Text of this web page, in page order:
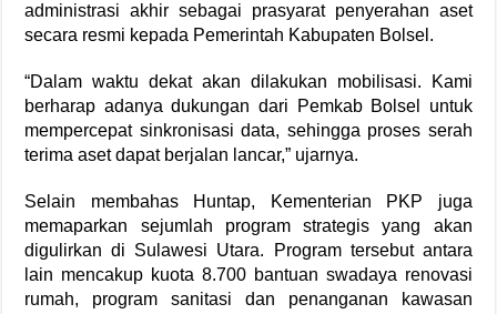
administrasi akhir sebagai prasyarat penyerahan aset
secara resmi kepada Pemerintah Kabupaten Bolsel.
“Dalam waktu dekat akan dilakukan mobilisasi. Kami
berharap adanya dukungan dari Pemkab Bolsel untuk
mempercepat sinkronisasi data, sehingga proses serah
terima aset dapat berjalan lancar,” ujarnya.
Selain membahas Huntap, Kementerian PKP juga
memaparkan sejumlah program strategis yang akan
digulirkan di Sulawesi Utara. Program tersebut antara
lain mencakup kuota 8.700 bantuan swadaya renovasi
rumah, program sanitasi dan penanganan kawasan